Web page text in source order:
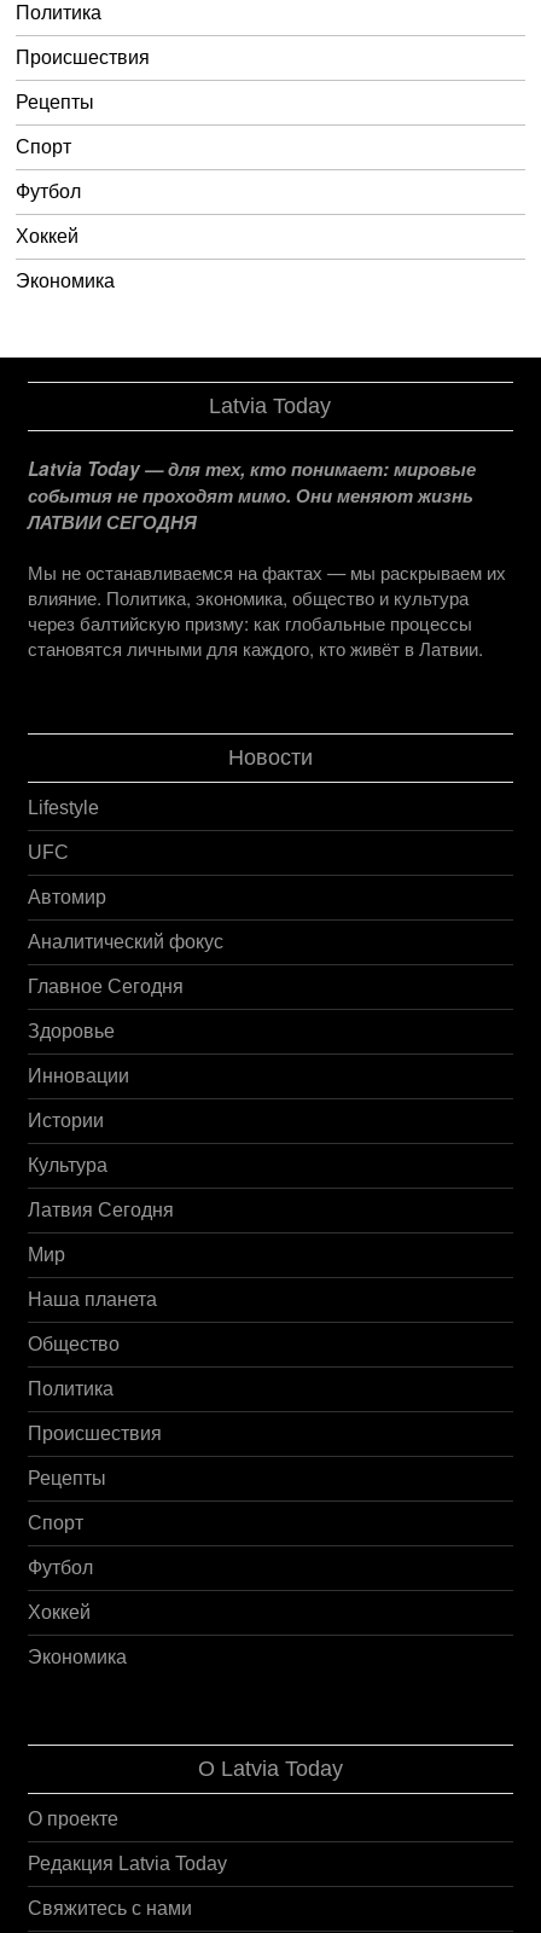
Политика
Происшествия
Рецепты
Спорт
Футбол
Хоккей
Экономика
Latvia Today
Latvia Today — для тех, кто понимает: мировые
события не проходят мимо. Они меняют жизнь
ЛАТВИИ СЕГОДНЯ
Мы не останавливаемся на фактах — мы раскрываем их
влияние. Политика, экономика, общество и культура
через балтийскую призму: как глобальные процессы
становятся личными для каждого, кто живёт в Латвии.
Новости
Lifestyle
UFC
Автомир
Аналитический фокус
Главное Сегодня
Здоровье
Инновации
Истории
Культура
Латвия Сегодня
Мир
Наша планета
Общество
Политика
Происшествия
Рецепты
Спорт
Футбол
Хоккей
Экономика
О Latvia Today
О проекте
Редакция Latvia Today
Свяжитесь с нами